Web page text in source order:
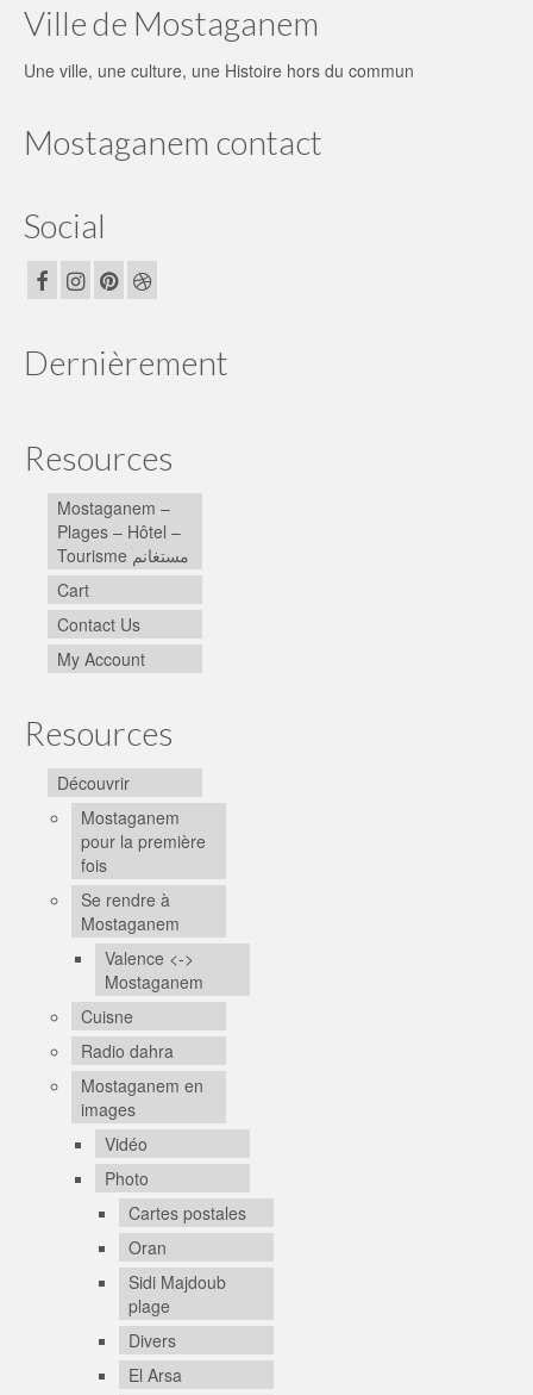
Ville de Mostaganem
Une ville, une culture, une Histoire hors du commun
Mostaganem contact
Social
Dernièrement
Resources
Mostaganem –
Plages – Hôtel –
Tourisme مستغانم
Cart
Contact Us
My Account
Resources
Découvrir
Mostaganem
pour la première
fois
Se rendre à
Mostaganem
Valence <->
Mostaganem
Cuisne
Radio dahra
Mostaganem en
images
Vidéo
Photo
Cartes postales
Oran
Sidi Majdoub
plage
Divers
El Arsa